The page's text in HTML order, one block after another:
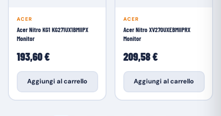
ACER
Acer Nitro KG1 KG271UX1BMIIPX
Monitor
193,60 €
Aggiungi al carrello
ACER
Acer Nitro XV270UXEBMIIPRX
Monitor
209,58 €
Aggiungi al carrello